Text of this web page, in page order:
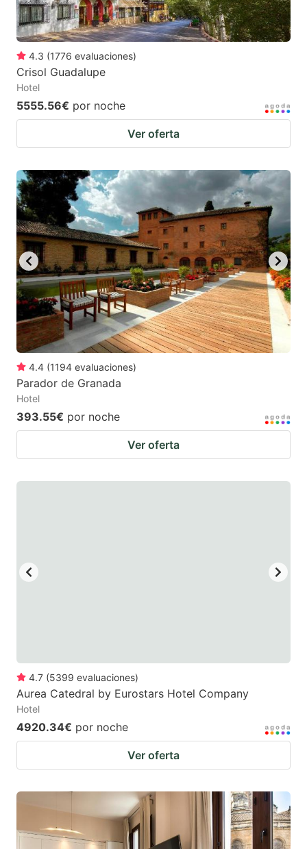
4.3 (1776 evaluaciones)
Crisol Guadalupe
Hotel
5555.56€ por noche
Ver oferta
4.4 (1194 evaluaciones)
Parador de Granada
Hotel
393.55€ por noche
Ver oferta
4.7 (5399 evaluaciones)
Aurea Catedral by Eurostars Hotel Company
Hotel
4920.34€ por noche
Ver oferta